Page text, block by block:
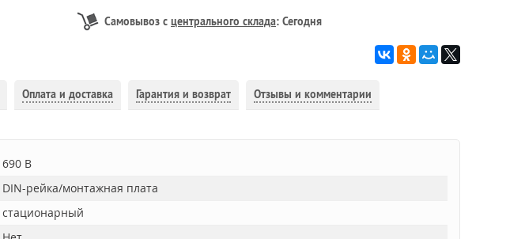
Самовывоз с центрального склада: Сегодня
Оплата и доставка Гарантия и возврат Отзывы и комментарии
690 В
DIN-рейка/монтажная плата
стационарный